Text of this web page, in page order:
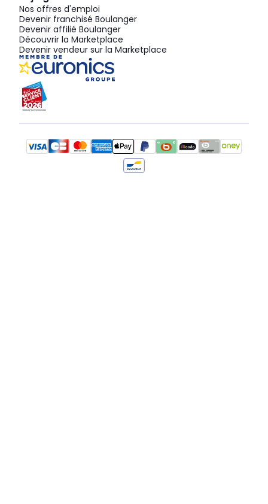
Nos offres d'emploi
Devenir franchisé Boulanger
Devenir affilié Boulanger
Découvrir la Marketplace
Devenir vendeur sur la Marketplace